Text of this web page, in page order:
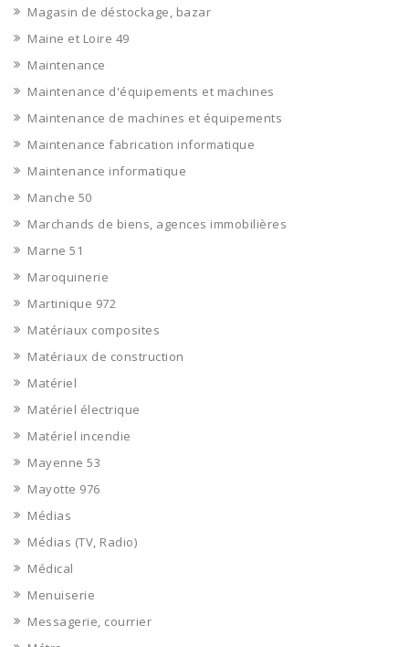
Magasin de déstockage, bazar
Maine et Loire 49
Maintenance
Maintenance d'équipements et machines
Maintenance de machines et équipements
Maintenance fabrication informatique
Maintenance informatique
Manche 50
Marchands de biens, agences immobilières
Marne 51
Maroquinerie
Martinique 972
Matériaux composites
Matériaux de construction
Matériel
Matériel électrique
Matériel incendie
Mayenne 53
Mayotte 976
Médias
Médias (TV, Radio)
Médical
Menuiserie
Messagerie, courrier